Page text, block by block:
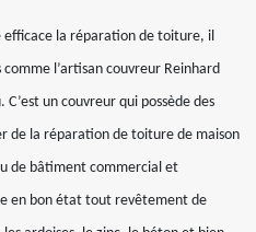
efficace la réparation de toiture, il
l’artisan couvreur Reinhard
C’est un couvreur qui possède des
de la réparation de toiture de maison
de bâtiment commercial et
en bon état tout revêtement de